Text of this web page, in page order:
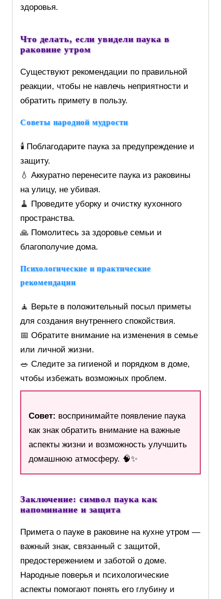
здоровья.
Что делать, если увидели паука в
раковине утром
Существуют рекомендации по правильной
реакции, чтобы не навлечь неприятности и
обратить примету в пользу.
Советы народной мудрости
🕯️ Поблагодарите паука за предупреждение и
защиту.
💧 Аккуратно перенесите паука из раковины
на улицу, не убивая.
🧹 Проведите уборку и очистку кухонного
пространства.
🙏 Помолитесь за здоровье семьи и
благополучие дома.
Психологические и практические
рекомендации
🧘 Верьте в положительный посыл приметы
для создания внутреннего спокойствия.
📅 Обратите внимание на изменения в семье
или личной жизни.
🥗 Следите за гигиеной и порядком в доме,
чтобы избежать возможных проблем.
Совет: воспринимайте появление паука
как знак обратить внимание на важные
аспекты жизни и возможность улучшить
домашнюю атмосферу. 🧠✨
Заключение: символ паука как
напоминание и защита
Примета о пауке в раковине на кухне утром —
важный знак, связанный с защитой,
предостережением и заботой о доме.
Народные поверья и психологические
аспекты помогают понять его глубину и